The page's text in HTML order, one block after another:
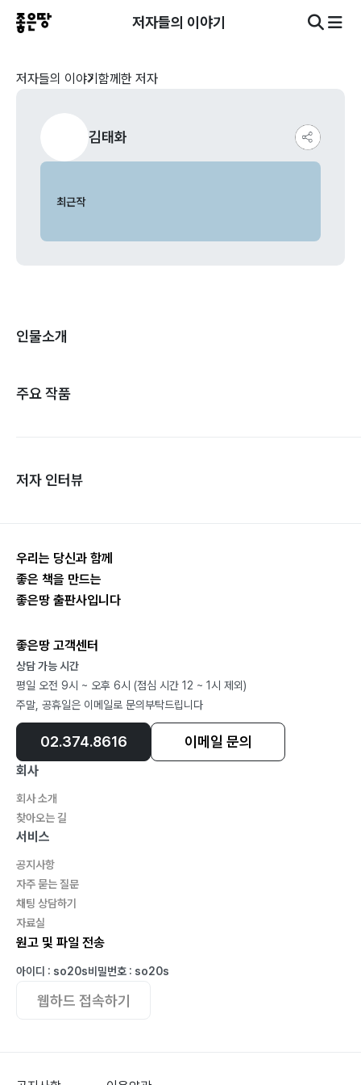
저자들의 이야기
저자들의 이야기 함께한 저자
김태화
최근작
인물소개
주요 작품
저자 인터뷰
우리는 당신과 함께
좋은 책을 만드는
좋은땅 출판사입니다
좋은땅 고객센터
상담 가능 시간
평일 오전 9시 ~ 오후 6시 (점심 시간 12 ~ 1시 제외)
주말, 공휴일은 이메일로 문의부탁드립니다
02.374.8616 이메일 문의
회사
회사 소개
찾아오는 길
서비스
공지사항
자주 묻는 질문
채팅 상담하기
자료실
원고 및 파일 전송
아이디 : so20s비밀번호 : so20s
웹하드 접속하기